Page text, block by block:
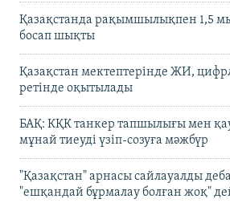
Қазақстанда рақымшылықпен 1,5
босап шықты
Қазақстан мектептерінде ЖИ,
ретінде оқытылады
БАҚ: КҚК танкер тапшылығы мен
мұнай тиеуді үзіп-созуға мәжбүр
"Қазақстан" арнасы сайлауалды
"ешқандай бұрмалау болған жоқ"